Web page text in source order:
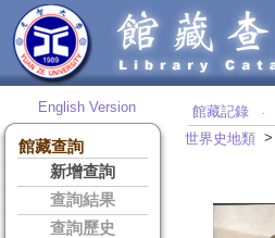
English Version
館藏查詢
新增查詢
查詢結果
查詢歷史
館藏記錄 ‧
世界史地類 >